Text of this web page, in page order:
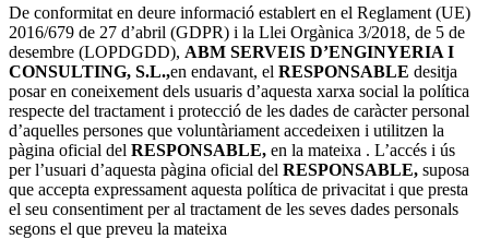
De conformitat en deure informació establert en el Reglament (UE)
2016/679 de 27 d’abril (GDPR) i la Llei Orgànica 3/2018, de 5 de
desembre (LOPDGDD), ABM SERVEIS D’ENGINYERIA I
CONSULTING, S.L.,en endavant, el RESPONSABLE desitja
posar en coneixement dels usuaris d’aquesta xarxa social la política
respecte del tractament i protecció de les dades de caràcter personal
d’aquelles persones que voluntàriament accedeixen i utilitzen la
pàgina oficial del RESPONSABLE, en la mateixa . L’accés i ús
per l’usuari d’aquesta pàgina oficial del RESPONSABLE, suposa
que accepta expressament aquesta política de privacitat i que presta
el seu consentiment per al tractament de les seves dades personals
segons el que preveu la mateixa